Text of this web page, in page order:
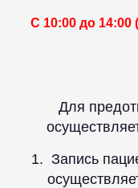
С 10:00 до
Для
Запись